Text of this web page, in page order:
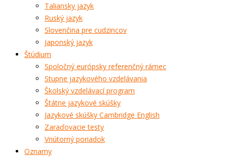
Taliansky jazyk
Ruský jazyk
Slovenčina pre cudzincov
Japonský jazyk
Štúdium
Spoločný európsky referenčný rámec
Stupne jazykového vzdelávania
Školský vzdelávací program
Štátne jazykové skúšky
Jazykové skúšky Cambridge English
Zaraďovacie testy
Vnútorný poriadok
Oznamy